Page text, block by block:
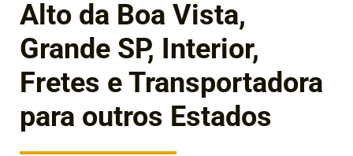
Alto da Boa Vista,
Grande SP, Interior,
Fretes e Transportadora
para outros Estados